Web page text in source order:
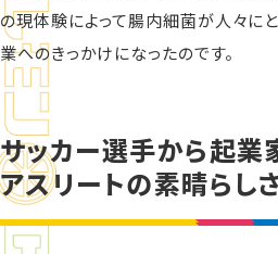
の現体験によって腸内細菌が人々に
業へのきっかけになったのです。
サッカー選手から起業
アスリートの素晴らしさ